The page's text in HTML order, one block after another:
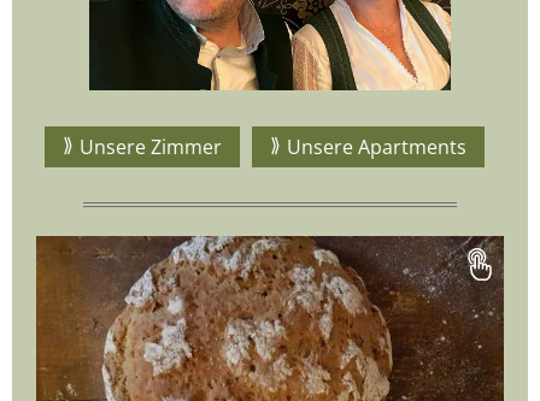
Unsere Zimmer Unsere Apartments